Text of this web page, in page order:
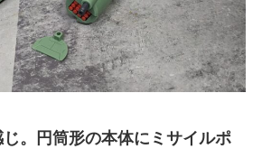
。円筒形の本体にミサイルポ